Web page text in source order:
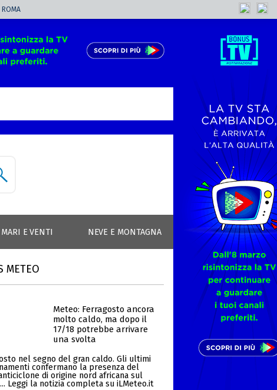
ROMA
MARI E VENTI NEVE E MONTAGNA
METEO
Meteo: Ferragosto ancora
molto caldo, ma dopo il
17/18 potrebbe arrivare
una svolta
nel segno del gran caldo. Gli ultimi
confermano la presenza del
di origine nord africana sul
Leggi la notizia completa su iLMeteo.it